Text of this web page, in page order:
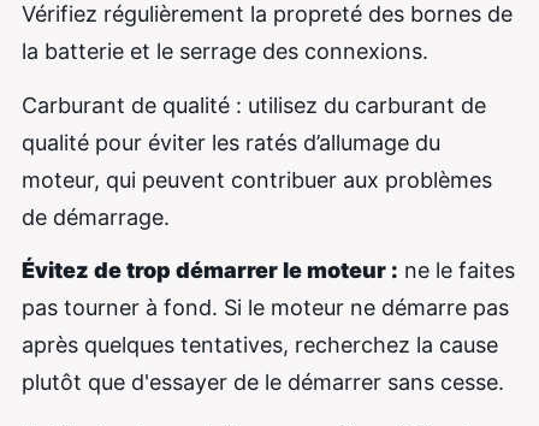
Vérifiez régulièrement la propreté des bornes de
la batterie et le serrage des connexions.
Carburant de qualité : utilisez du carburant de
qualité pour éviter les ratés d’allumage du
moteur, qui peuvent contribuer aux problèmes
de démarrage.
Évitez de trop démarrer le moteur : ne le faites
pas tourner à fond. Si le moteur ne démarre pas
après quelques tentatives, recherchez la cause
plutôt que d'essayer de le démarrer sans cesse.